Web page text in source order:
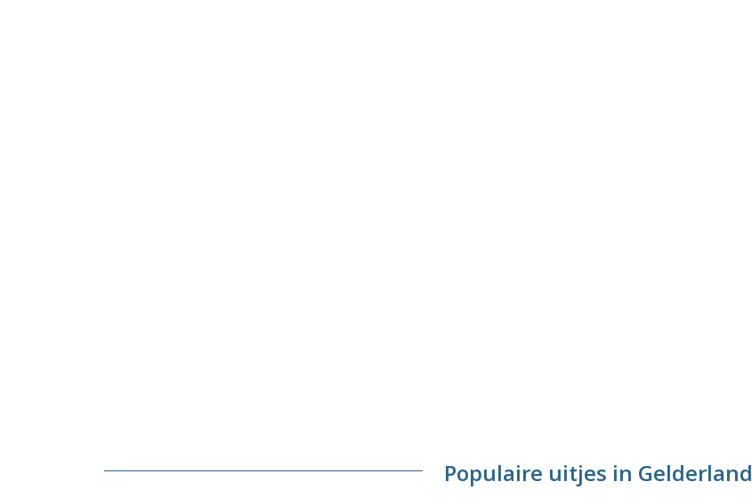
Populaire uitjes in Gelderland